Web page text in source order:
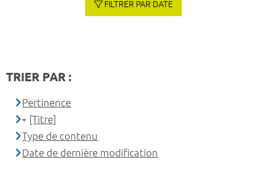
FILTRER PAR DATE
TRIER PAR :
Pertinence
[Titre]
Type de contenu
Date de dernière modification